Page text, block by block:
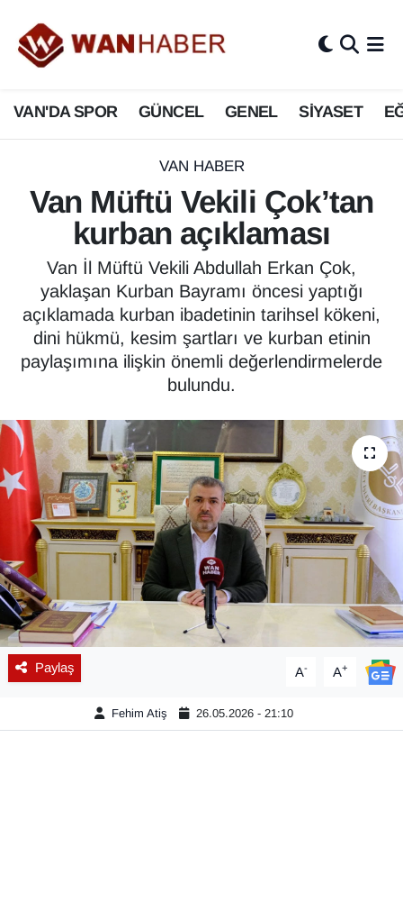
VAN'DA SPOR GÜNCEL GENEL SİYASET
VAN HABER
Van Müftü Vekili Çok’tan
kurban açıklaması
Van İl Müftü Vekili Abdullah Erkan Çok,
yaklaşan Kurban Bayramı öncesi yaptığı
açıklamada kurban ibadetinin tarihsel kökeni,
dini hükmü, kesim şartları ve kurban etinin
paylaşımına ilişkin önemli değerlendirmelerde
bulundu.
Paylaş A- A+
Fehim Atiş 26.05.2026 - 21:10
3.SAYFA
ASAYİŞ
BİLİM VE TEKNOLOJİ
Biyografi
ÇEVRE
Deprem
Dernekler, Odalar
Diğer
DÜNYA
EĞİTİM
Eleman
Emlak
En çok konuşulanlar
Van Nöbetçi Eczaneler
Van Hava Durumu
Van Namaz Vakitleri
Van Trafik Yoğunluk Haritası
Süper Lig Puan Durumu ve Fikstür
Tüm Manşetler
Son Dakika Haberleri